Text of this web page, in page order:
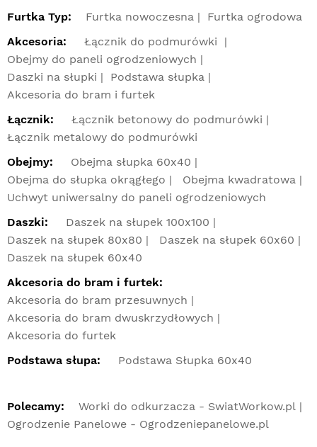
Furtka Typ:
Furtka nowoczesna
Furtka ogrodowa
Akcesoria:
Łącznik do podmurówki
Obejmy do paneli ogrodzeniowych
Daszki na słupki
Podstawa słupka
Akcesoria do bram i furtek
Łącznik:
Łącznik betonowy do podmurówki
Łącznik metalowy do podmurówki
Obejmy:
Obejma słupka 60x40
Obejma do słupka okrągłego
Obejma kwadratowa
Uchwyt uniwersalny do paneli ogrodzeniowych
Daszki:
Daszek na słupek 100x100
Daszek na słupek 80x80
Daszek na słupek 60x60
Daszek na słupek 60x40
Akcesoria do bram i furtek:
Akcesoria do bram przesuwnych
Akcesoria do bram dwuskrzydłowych
Akcesoria do furtek
Podstawa słupa:
Podstawa Słupka 60x40
Polecamy:
Worki do odkurzacza - SwiatWorkow.pl
Ogrodzenie Panelowe - Ogrodzeniepanelowe.pl